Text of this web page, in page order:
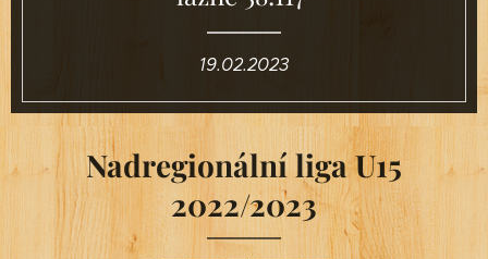
19.02.2023
Nadregionální liga U15
2022/2023